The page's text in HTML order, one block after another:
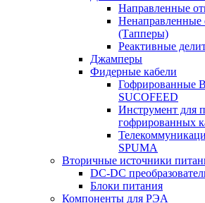
Направленные
Ненаправленные
(Тапперы)
Реактивные
Джамперы
Фидерные кабели
Гофрированные
SUCOFEED
Инструмент для
гофрированных
SPUMA
Вторичные источники
DC-DC
Блоки питания
Компоненты для РЭА